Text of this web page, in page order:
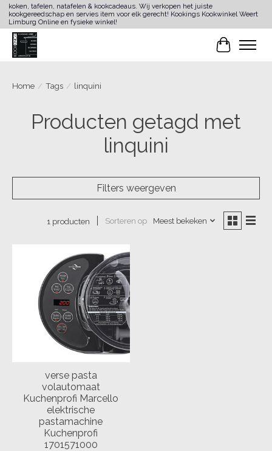
koken, tafelen, natafelen & kookcadeaus. Wij verkopen het juiste
kookgereedschap en servies item voor elk gerecht! Kookings Kookwinkel Weert
Limburg Online en fysieke winkel!
Home / Tags / linquini
Producten getagd met
linquini
Filters weergeven
1 producten Sorteren op Meest bekeken
verse pasta
volautomaat
Kuchenprofi Marcello
elektrische
pastamachine
Kuchenprofi
1701571000